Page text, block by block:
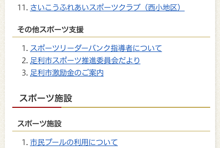
さいこうふれあいスポーツクラブ（西小地区）
その他スポーツ支援
スポーツリーダーバンク指導者について
足利市スポーツ推進委員会だより
足利市激励金のご案内
スポーツ施設
スポーツ施設
市民プールの利用について